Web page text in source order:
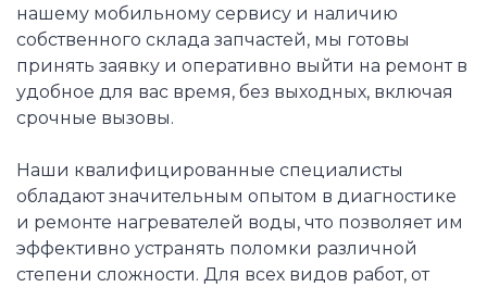
нашему мобильному сервису и наличию
собственного склада запчастей, мы готовы
принять заявку и оперативно выйти на ремонт в
удобное для вас время, без выходных, включая
срочные вызовы.
Наши квалифицированные специалисты
обладают значительным опытом в диагностике
и ремонте нагревателей воды, что позволяет им
эффективно устранять поломки различной
степени сложности. Для всех видов работ, от